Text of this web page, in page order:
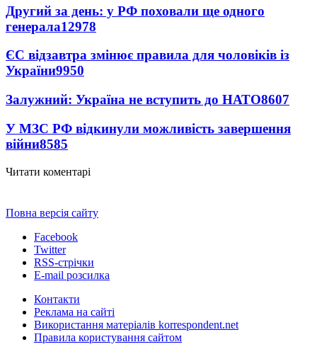
Другий за день: у РФ поховали ще одного
генерала12978
ЄС відзавтра змінює правила для чоловіків із
України9950
Залужний: Україна не вступить до НАТО8607
У МЗС РФ відкинули можливість завершення
війни8585
Читати коментарі
Повна версія сайту
Facebook
Twitter
RSS-стрічки
E-mail розсилка
Контакти
Реклама на сайті
Використання матеріалів korrespondent.net
Правила користування сайтом